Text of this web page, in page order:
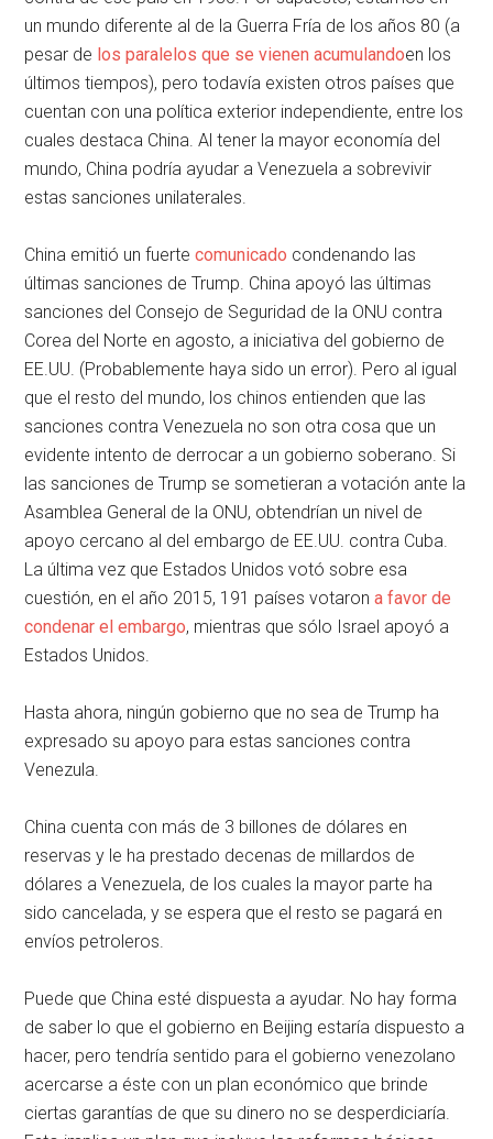
un mundo diferente al de la Guerra Fría de los años 80 (a
pesar de los paralelos que se vienen acumulandoen los
últimos tiempos), pero todavía existen otros países que
cuentan con una política exterior independiente, entre los
cuales destaca China. Al tener la mayor economía del
mundo, China podría ayudar a Venezuela a sobrevivir
estas sanciones unilaterales.
China emitió un fuertecomunicado condenando las
últimas sanciones de Trump. China apoyó las últimas
sanciones del Consejo de Seguridad de la ONU contra
Corea del Norte en agosto, a iniciativa del gobierno de
EE.UU. (Probablemente haya sido un error). Pero al igual
que el resto del mundo, los chinos entienden que las
sanciones contra Venezuela no son otra cosa que un
evidente intento de derrocar a un gobierno soberano. Si
las sanciones de Trump se sometieran a votación ante la
Asamblea General de la ONU, obtendrían un nivel de
apoyo cercano al del embargo de EE.UU. contra Cuba.
La última vez que Estados Unidos votó sobre esa
cuestión, en el año 2015, 191 países votarona favor de
condenar el embargo, mientras que sólo Israel apoyó a
Estados Unidos.
Hasta ahora, ningún gobierno que no sea de Trump ha
expresado su apoyo para estas sanciones contra
Venezula.
China cuenta con más de 3 billones de dólares en
reservas y le ha prestado decenas de millardos de
dólares a Venezuela, de los cuales la mayor parte ha
sido cancelada, y se espera que el resto se pagará en
envíos petroleros.
Puede que China esté dispuesta a ayudar. No hay forma
de saber lo que el gobierno en Beijing estaría dispuesto a
hacer, pero tendría sentido para el gobierno venezolano
acercarse a éste con un plan económico que brinde
ciertas garantías de que su dinero no se desperdiciaría.